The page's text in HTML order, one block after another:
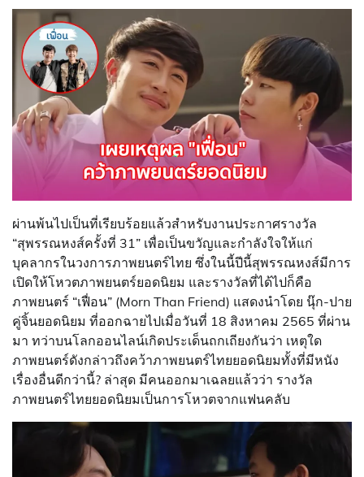
ผ่านพ้นไปเป็นที่เรียบร้อยแล้วสำหรับงานประกาศรางวัล
“สุพรรณหงส์ครั้งที่ 31” เพื่อเป็นขวัญและกำลังใจให้แก่
บุคลากรในวงการภาพยนตร์ไทย ซึ่งในนี้ปีนี้สุพรรณหงส์มีการ
เปิดให้โหวตภาพยนตร์ยอดนิยม และรางวัลที่ได้ไปก็คือ
ภาพยนตร์ “เฟื่อน” (Morn Than Friend) แสดงนำโดย นุ๊ก-ปาย
คู่จิ้นยอดนิยม ที่ออกฉายไปเมื่อวันที่ 18 สิงหาคม 2565 ที่ผ่าน
มา ทว่าบนโลกออนไลน์เกิดประเด็นถกเถียงกันว่า เหตุใด
ภาพยนตร์ดังกล่าวถึงคว้าภาพยนตร์ไทยยอดนิยมทั้งที่มีหนัง
เรื่องอื่นดีกว่านี้? ล่าสุด มีคนออกมาเฉลยแล้วว่า รางวัล
ภาพยนตร์ไทยยอดนิยมเป็นการโหวตจากแฟนคลับ